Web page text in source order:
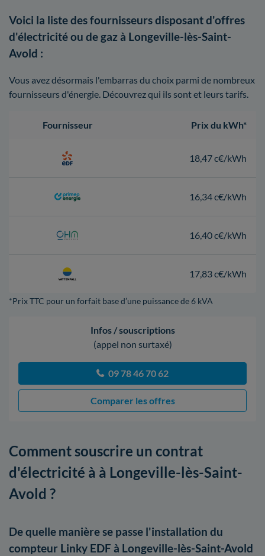
Voici la liste des fournisseurs disposant d'offres
d'électricité ou de gaz à Longeville-lès-Saint-
Avold :
Vous avez désormais l'embarras du choix parmi de nombreux
fournisseurs d'énergie. Découvrez qui ils sont et leurs tarifs.
Fournisseur Prix du kWh*
18,47 c€/kWh
16,34 c€/kWh
16,40 c€/kWh
17,83 c€/kWh
*Prix TTC pour un forfait base d’une puissance de 6 kVA
Infos / souscriptions
(appel non surtaxé)
09 78 46 70 62
Comparer les offres
Comment souscrire un contrat
d'électricité à à Longeville-lès-Saint-
Avold ?
De quelle manière se passe l'installation du
compteur Linky EDF à Longeville-lès-Saint-Avold